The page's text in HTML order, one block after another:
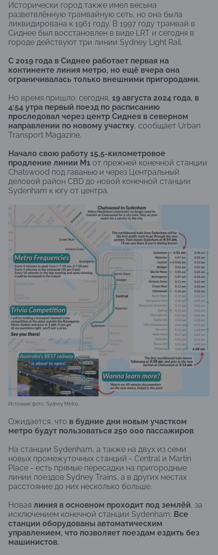
Исторически город также имел весьма
разветвлённую трамвайную сеть, но она была
ликвидирована к 1961 году. В 1997 году трамвай в
Сиднее был восстановлен в виде LRT и сегодня в
городе действуют три линии Sydney Light Rail.
С 2019 года в Сиднее работает первая на
континенте линия метро, но ещё вчера она
ограничивалась только внешними пригородами.
Но время пришло: сегодня, 19 августа 2024 года, в
4:54 утра первый поезд по расписанию
проследовал через центр Сиднея в северном
направлении по новому участку, сообщает Urban
Transport Magazine.
Начало свою работу 15,5-километровое
продление линии M1 от прежней конечной станции
Chatswood под гаванью и через Центральный
деловой район CBD до новой конечной станции
Sydenham к югу от центра.
Источник фото: Sydney Metro.
Ожидается, что в будние дни новым участком
метро будут пользоваться 250 000 пассажиров.
На станции Sydenham, а также на двух из семи
новых промежуточных станций - Central и Martin
Place - есть прямые пересадки на пригородные
линии поездов Sydney Trains, а в других местах
расстояние до них несколько больше.
Новая линия в основном проходит под землёй, за
исключением конечной станции Sydenham. Все
станции оборудованы автоматическим
управлением, что позволяет поездам ездить без
машинистов.